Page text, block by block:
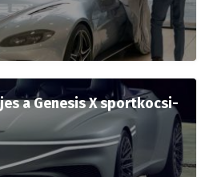
a Genesis X sportkocsi-